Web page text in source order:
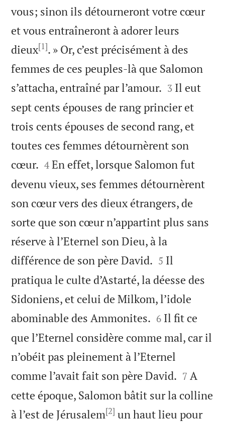
vous; sinon ils détourneront votre cœur
et vous entraîneront à adorer leurs
dieux[1]. » Or, c’est précisément à des
femmes de ces peuples-là que Salomon
s’attacha, entraîné par l’amour. 

3 Il eut
sept cents épouses de rang princier et
trois cents épouses de second rang, et
toutes ces femmes détournèrent son
cœur. 

4 En effet, lorsque Salomon fut
devenu vieux, ses femmes détournèrent
son cœur vers des dieux étrangers, de
sorte que son cœur n’appartint plus sans
réserve à l’Eternel son Dieu, à la
différence de son père David. 

5 Il
pratiqua le culte d’Astarté, la déesse des
Sidoniens, et celui de Milkom, l’idole
abominable des Ammonites. 

6 Il fit ce
que l’Eternel considère comme mal, car il
n’obéit pas pleinement à l’Eternel
comme l’avait fait son père David. 

7 A
cette époque, Salomon bâtit sur la colline
à l’est de Jérusalem[2] un haut lieu pour